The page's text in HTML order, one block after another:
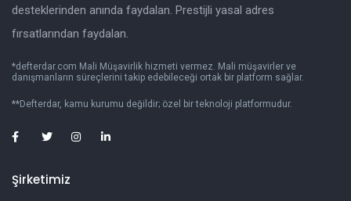
desteklerinden anında faydalan. Prestijli yasal adres
fırsatlarından faydalan.
*defterdar.com Mali Müşavirlik hizmeti vermez. Mali müşavirler ve
danışmanların süreçlerini takip edebileceği ortak bir platform sağlar.
**Defterdar, kamu kurumu değildir; özel bir teknoloji platformudur.
Şirketimiz